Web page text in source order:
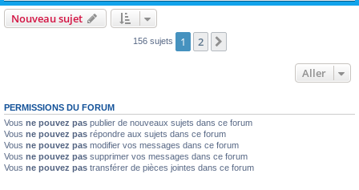
Nouveau sujet
156 sujets 1 2
Aller
PERMISSIONS DU FORUM
Vous ne pouvez pas publier de nouveaux sujets dans ce forum
Vous ne pouvez pas répondre aux sujets dans ce forum
Vous ne pouvez pas modifier vos messages dans ce forum
Vous ne pouvez pas supprimer vos messages dans ce forum
Vous ne pouvez pas transférer de pièces jointes dans ce forum